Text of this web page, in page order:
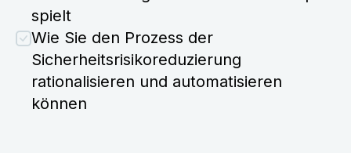
spielt
Wie Sie den Prozess der
Sicherheitsrisikoreduzierung
rationalisieren und automatisieren
können